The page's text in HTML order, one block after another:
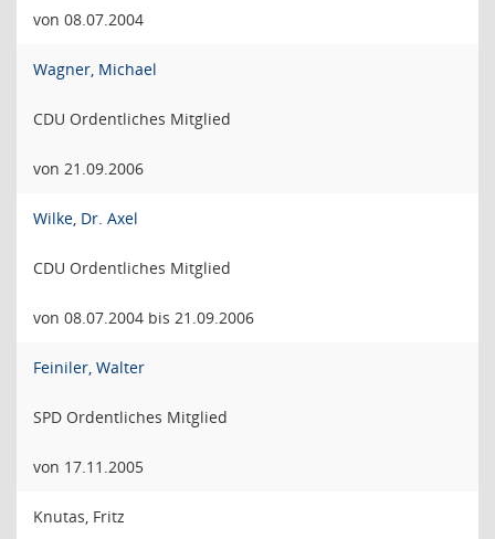
von 08.07.2004
Wagner, Michael
CDU Ordentliches Mitglied
von 21.09.2006
Wilke, Dr. Axel
CDU Ordentliches Mitglied
von 08.07.2004 bis 21.09.2006
Feiniler, Walter
SPD Ordentliches Mitglied
von 17.11.2005
Knutas, Fritz